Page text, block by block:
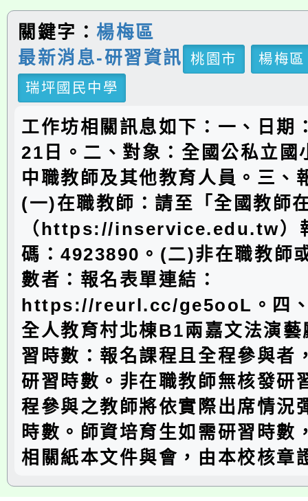
關鍵字： 楊梅區
最新消息-研習資訊
桃園市
楊梅區
瑞坪國民中學
工作坊相關訊息如下：一、日期
21日。二、對象：全國公私立國
中職教師及其他教育人員。三、
(一)在職教師：請至「全國教師
（https://inservice.edu.tw）
碼：4923890。(二)非在職教師
數者：報名表單連結：
https://reurl.cc/ge5ooL。四
全人教育村北棟B1兩嘉文法演藝
習時數：報名課程且全程參與者
研習時數。非在職教師無核發研
程參與之教師將依實際出席情況
時數。師資培育生如需研習時數
相關紙本文件與會，由本校核章